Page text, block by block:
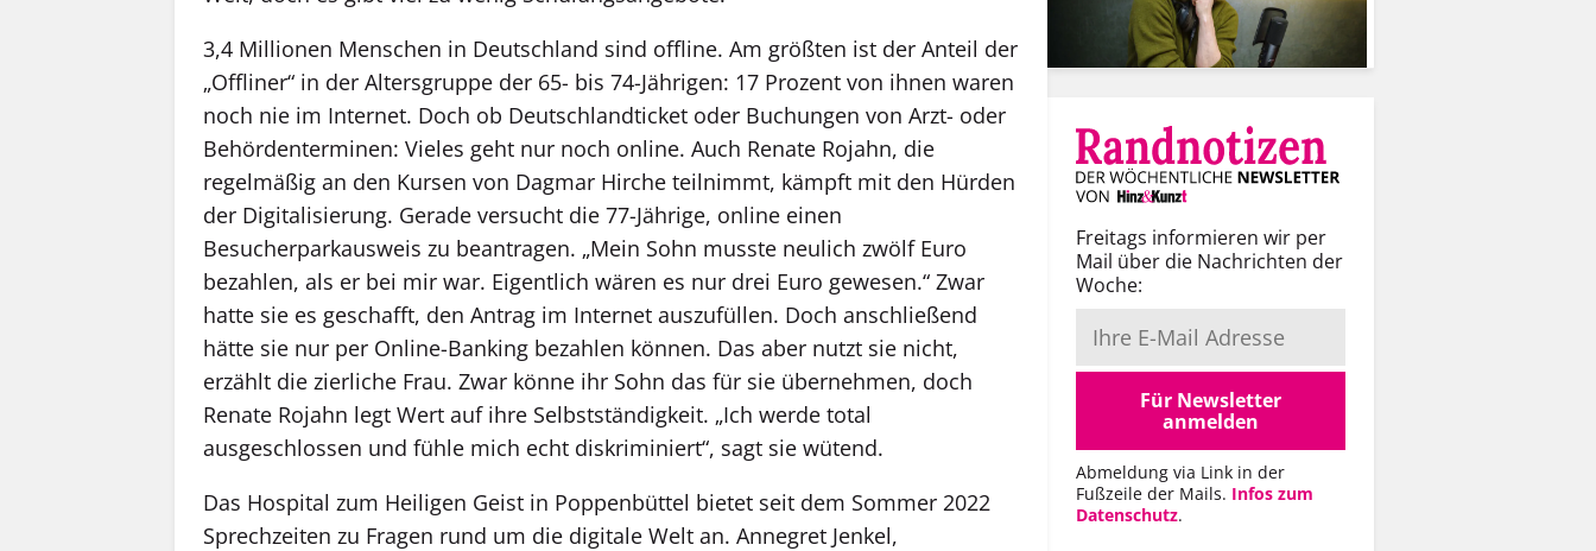
3,4 Millionen Menschen in Deutschland sind offline. Am größten ist der Anteil der
„Offliner“ in der Altersgruppe der 65- bis 74-Jährigen: 17 Prozent von ihnen waren
noch nie im Internet. Doch ob Deutschlandticket oder Buchungen von Arzt- oder
Behördenterminen: Vieles geht nur noch ­online. Auch Renate Rojahn, die
regelmäßig an den Kursen von Dagmar Hirche teilnimmt, kämpft mit den Hürden
der Digitalisierung. Gerade versucht die 77-Jährige, online einen
Besucherparkausweis zu beantragen. „Mein Sohn musste neulich zwölf Euro
bezahlen, als er bei mir war. Eigentlich wären es nur drei Euro gewesen.“ Zwar
hatte sie es geschafft, den Antrag im Internet auszufüllen. Doch anschließend
hätte sie nur per Online-Banking bezahlen können. Das aber nutzt sie nicht,
erzählt die zierliche Frau. Zwar könne ihr Sohn das für sie übernehmen, doch
Renate Rojahn legt Wert auf ihre Selbstständigkeit. „Ich werde total
ausgeschlossen und fühle mich echt diskriminiert“, sagt sie wütend.
Das Hospital zum Heiligen Geist in Poppenbüttel bietet seit dem Sommer 2022
Sprechzeiten zu Fragen rund um die digitale Welt an. Annegret Jenkel,
Freitags informieren wir per
Mail über die Nachrichten der
Woche:
Für Newsletter
anmelden
Abmeldung via Link in der
Fußzeile der Mails. Infos zum
Datenschutz.